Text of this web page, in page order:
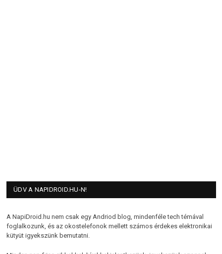
ÜDV A NAPIDROID.HU-N!
A NapiDroid.hu nem csak egy Andriod blog, mindenféle tech témával
foglalkozunk, és az okostelefonok mellett számos érdekes elektronikai
kütyüt igyekszünk bemutatni.